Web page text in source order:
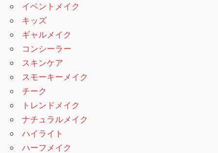
イベントメイク
キッズ
ギャルメイク
コンシーラー
スキンケア
スモーキーメイク
チーク
トレンドメイク
ナチュラルメイク
ハイライト
ハーフメイク